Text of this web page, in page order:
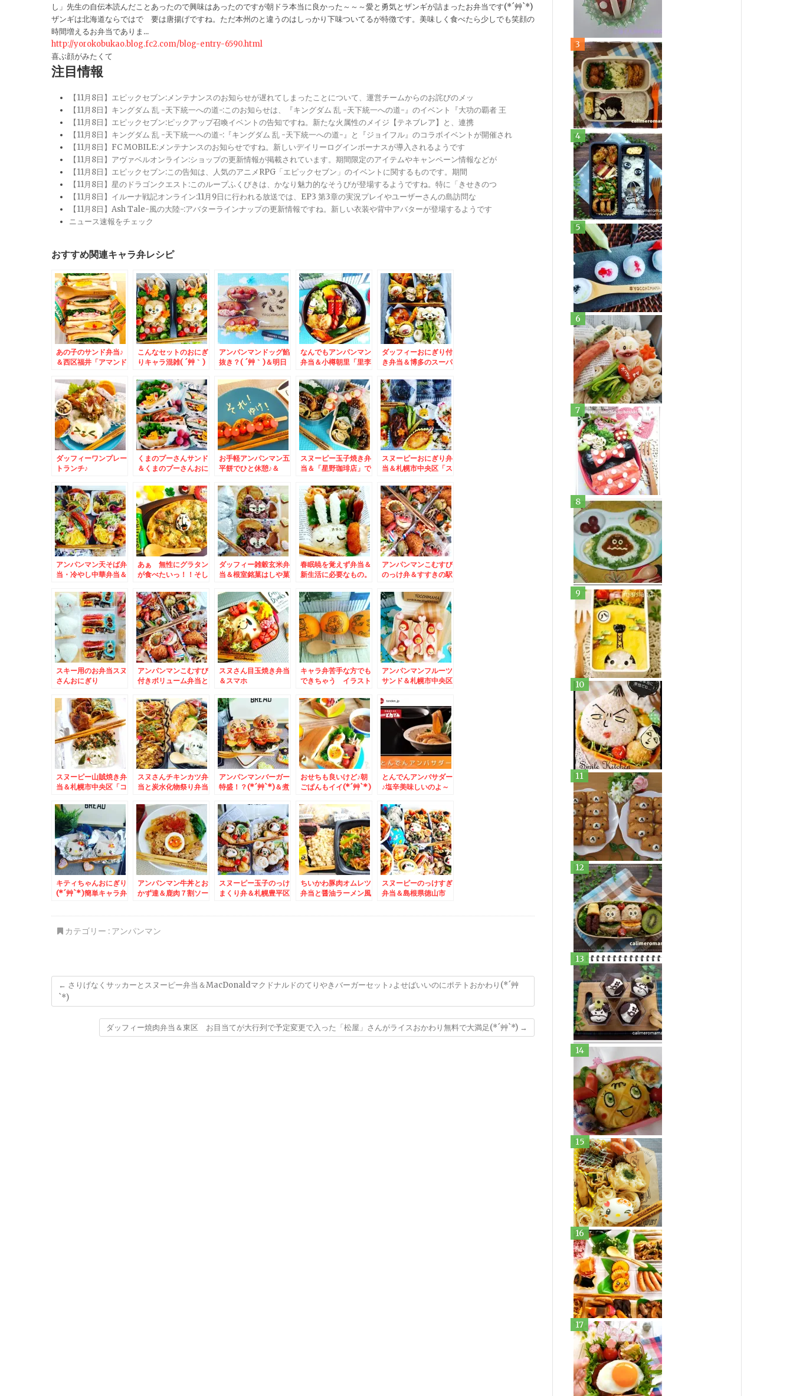
し」先生の自伝本読んだことあったので興味はあったのですが朝ドラ本当に良かった～～～愛と勇気とザンギが詰まったお弁当です(*´艸`*)
ザンギは北海道ならではで 要は唐揚げですね。ただ本州のと違うのはしっかり下味ついてるが特徴です。美味しく食べたら少しでも笑顔の
時間増えるお弁当でありま...
http://yorokobukao.blog.fc2.com/blog-entry-6590.html
喜ぶ顔がみたくて
注目情報
【11月8日】エピックセブン:メンテナンスのお知らせが遅れてしまったことについて、運営チームからのお詫びのメッ
【11月8日】キングダム 乱 -天下統一への道-:このお知らせは、『キングダム 乱 -天下統一への道-』のイベント『大功の覇者 王
【11月8日】エピックセブン:ピックアップ召喚イベントの告知ですね。新たな火属性のメイジ【テネブレア】と、連携
【11月8日】キングダム 乱 -天下統一への道-:『キングダム 乱 -天下統一への道-』と『ジョイフル』のコラボイベントが開催され
【11月8日】FC MOBILE:メンテナンスのお知らせですね。新しいデイリーログインボーナスが導入されるようです
【11月8日】アヴァベルオンライン:ショップの更新情報が掲載されています。期間限定のアイテムやキャンペーン情報などが
【11月8日】エピックセブン:この告知は、人気のアニメRPG「エピックセブン」のイベントに関するものです。期間
【11月8日】星のドラゴンクエスト:このループふくびきは、かなり魅力的なそうびが登場するようですね。特に「きせきのつ
【11月8日】イルーナ戦記オンライン:11月9日に行われる放送では、EP3 第3章の実況プレイやユーザーさんの島訪問な
【11月8日】Ash Tale-風の大陸-:アバターラインナップの更新情報ですね。新しい衣装や背中アバターが登場するようです
ニュース速報をチェック
おすすめ関連キャラ弁レシピ
あの子のサンド弁当♪
＆西区福井「アマンド
麦でΣ(･ω･ﾉ)ﾉ！ワン
ホール６５０円のケー
キΣ(･ω･ﾉ)ﾉ！
こんなセットのおにぎ
りキャラ混雑( ´艸｀)
ち」さんの「豆大福」
と「よもぎ大福」
アンパンマンドッグ餡
抜き？( ´艸｀)＆明日
ださい。
なんでもアンパンマン
弁当＆小樽朝里「里李
タルト、アントレ、オ
ムレット、チーズケー
キ」が美味しい♪相変
わらず格安ケーキ
ダッフィーおにぎり付
き弁当＆博多のスーパ
スパゲッティ」が想像
以上に美味しかった件
(*´艸`*)
ダッフィーワンプレー
トランチ♪
くまのプーさんサンド
＆くまのプーさんおに
お手軽アンパンマン五
平餅でひと休憩♪＆
クアウト「海鮮丼」を
差し入れいただいたぁ
(*´艸`*)マグロうま♪
スヌーピー玉子焼き弁
当＆「星野珈琲店」で
ング」(*´艸`*)
スヌーピーおにぎり弁
当＆札幌市中央区「ス
アンパンマン天そば弁
当・冷やし中華弁当＆
さんはお野菜だけでな
く「焼き芋」絶品！！
あぁ 無性にグラタン
が食べたいっ！！そし
一番合う！！！！！！
やめられない～～～(*
´艸`*)
ダッフィー雑穀玄米弁
当＆根室銘菓はしや菓
餅」ご存知ですか？独
特の食感の優しい甘さ
が懐かし美味(*´艸`*)
春眠暁を覚えず弁当＆
新生活に必要なもの。
アンパンマンこむすび
のっけ弁＆すすきの駅
地下2階「魚のネムロ
ふくはら」さんの「立
ち食い寿司」１０時開
店よ～(*´艸`*)
スキー用のお弁当スヌ
さんおにぎり
アンパンマンこむすび
付きボリューム弁当と
月寒「喫茶シーポー
ト」さん「バター醤油
スパゲッティ大盛」閉
店一週間前(´；ω；`)
ｳｩｩ
スヌさん目玉焼き弁当
＆スマホ
時間は自分で作るもの
(*-ω-)
キャラ弁苦手な方でも
できちゃう イラスト
しょう？？＆北海道で
の冬場の移動につい
て。
アンパンマンフルーツ
サンド＆札幌市中央区
前店」さん「ミニ角煮
丼セット」温も冷もお
蕎麦美味しいよ～♪
スヌーピー山賊焼き弁
当＆札幌市中央区「コ
ぐり」さんのちくわパ
ンとか♪
スヌさんチキンカツ弁
当と炭水化物祭り弁当
comichi」内「シハ
チ鮮魚店」さんのテイ
クアウト握り寿司♪お
得すぎっ！！
アンパンマンバーガー
特盛！？(*´艸`*)＆煮
ベスト「らー麺 山さ
わ」さんの「あっさり
煮干し」麺固め「岩海
苔」トッピング♪あぁ
幸せ～～(*´艸`*)
おせちも良いけど♪朝
ごぱんもイイ(*´艸`*)
とんでんアンバサダー
♪塩辛美味しいのよ～
キティちゃんおにぎり
(*´艸`*)簡単キャラ弁
ン♪
アンパンマン牛丼とお
かず達＆鹿肉７割ソー
スヌーピー玉子のっけ
まくり弁＆札幌豊平区
ちいかわ豚肉オムレツ
弁当と醤油ラーメン風
スヌーピーのっけすぎ
弁当＆島根県徳山市
カテゴリー : アンパンマン
← さりげなくサッカーとスヌーピー弁当＆MacDonaldマクドナルドのてりやきバーガーセット♪よせばいいのにポテトおかわり(*´艸
`*)
ダッフィー焼肉弁当＆東区 お目当てが大行列で予定変更で入った「松屋」さんがライスおかわり無料で大満足(*´艸`*) →